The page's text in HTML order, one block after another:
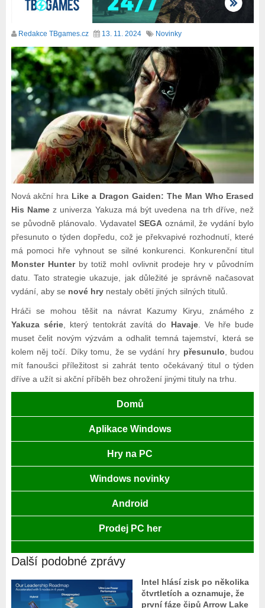
Redakce TBgames.cz 13. 11. 2024 Novinky
Nová akční hra Like a Dragon Gaiden: The Man Who Erased
His Namez univerza Yakuza má být uvedena na trh dříve, než
se původně plánovalo. Vydavatel SEGAoznámil, že vydání bylo
přesunuto o týden dopředu, což je překvapivé rozhodnutí, které
má pomoci hře vyhnout se silné konkurenci. Konkurenční titul
Monster Hunterby totiž mohl ovlivnit prodeje hry v původním
datu. Tato strategie ukazuje, jak důležité je správně načasovat
vydání, aby se nové hrynestaly obětí jiných silných titulů.
Hráči se mohou těšit na návrat Kazumy Kiryu, známého z
Yakuza série, který tentokrát zavítá do Havaje. Ve hře bude
muset čelit novým výzvám a odhalit temná tajemství, která se
kolem něj točí. Díky tomu, že se vydání hry přesunulo , budou
mít fanoušci příležitost si zahrát tento očekávaný titul o týden
dříve a užít si akční příběh bez ohrožení jinými tituly na trhu.
Domů
Aplikace Windows
Hry na PC
Windows novinky
Android
Prodej PC her
Další podobné zprávy
Intel hlásí zisk po několika
čtvrtletích a oznamuje, že
první fáze čipů Arrow Lake